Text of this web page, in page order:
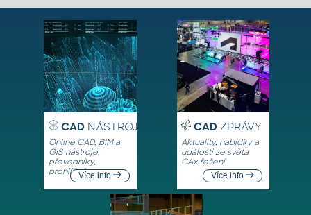
CADNÁSTROJE
Online CAD, BIM a
GIS nástroje,
převodníky,
prohlížečeVíce info
CADZPRÁVY
Aktuality, nabídky a
události ze světa
CAx řešení
Více info